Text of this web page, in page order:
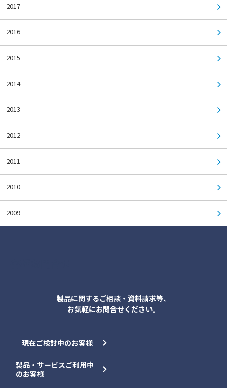
2017
2016
2015
2014
2013
2012
2011
2010
2009
製品に関するご相談・資料請求等、
お気軽にお問合せください。
現在ご検討中のお客様
製品・サービスご利用中
のお客様